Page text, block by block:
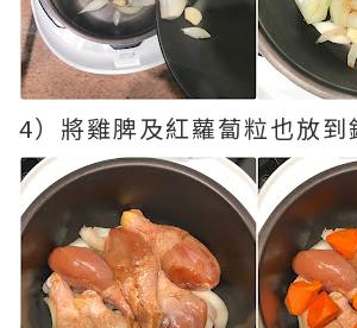
4）將雞脾及紅蘿蔔粒也放到